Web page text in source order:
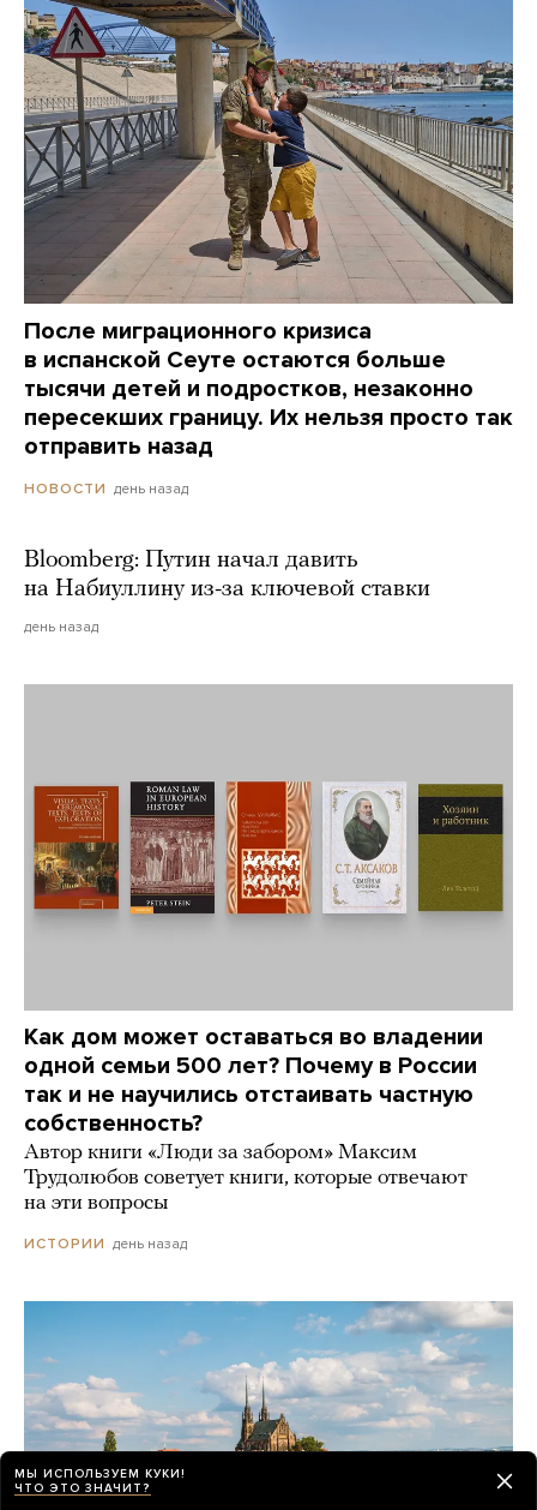
После миграционного кризиса
в испанской Сеуте остаются больше
тысячи детей и подростков, незаконно
пересекших границу. Их нельзя просто так
отправить назад
НОВОСТИ день назад
Bloomberg: Путин начал давить
на Набиуллину из-за ключевой ставки
день назад
Как дом может оставаться во владении
одной семьи 500 лет? Почему в России
так и не научились отстаивать частную
собственность?
Автор книги «Люди за забором» Максим
Трудолюбов советует книги, которые отвечают
на эти вопросы
ИСТОРИИ день назад
МЫ ИСПОЛЬЗУЕМ КУКИ!
ЧТО ЭТО ЗНАЧИТ?